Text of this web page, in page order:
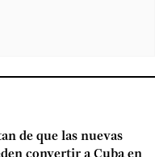
de que las nuevas